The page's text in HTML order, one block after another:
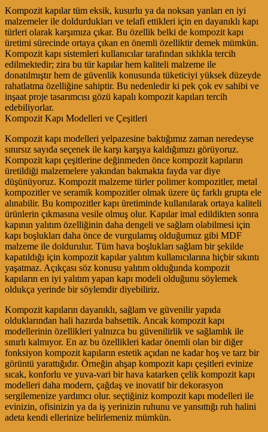
Kompozit kapılar tüm eksik, kusurlu ya da noksan yanları en iyi
malzemeler ile doldurdukları ve telafi ettikleri için en dayanıklı kapı
türleri olarak karşımıza çıkar. Bu özellik belki de kompozit kapı
üretimi sürecinde ortaya çıkan en önemli özelliktir demek mümkün.
Kompozit kapı sistemleri kullanıcılar tarafından sıklıkla tercih
edilmektedir; zira bu tür kapılar hem kaliteli malzeme ile
donatılmıştır hem de güvenlik konusunda tüketiciyi yüksek düzeyde
rahatlatma özelliğine sahiptir. Bu nedenledir ki pek çok ev sahibi ve
inşaat proje tasarımcısı gözü kapalı kompozit kapıları tercih
edebiliyorlar.
Kompozit Kapı Modelleri ve Çeşitleri
Kompozit kapı modelleri yelpazesine baktığımız zaman neredeyse
sınırsız sayıda seçenek ile karşı karşıya kaldığımızı görüyoruz.
Kompozit kapı çeşitlerine değinmeden önce kompozit kapıların
üretildiği malzemelere yakından bakmakta fayda var diye
düşünüyoruz. Kompozit malzeme türler polimer kompozitler, metal
kompozitler ve seramik kompozitler olmak üzere üç farklı grupta ele
alınabilir. Bu kompozitler kapı üretiminde kullanılarak ortaya kaliteli
ürünlerin çıkmasına vesile olmuş olur. Kapılar imal edildikten sonra
kapının yalıtım özelliğinin daha dengeli ve sağlam olabilmesi için
kapı boşlukları daha önce de vurgulamış olduğumuz gibi MDF
malzeme ile doldurulur. Tüm hava boşlukları sağlam bir şekilde
kapatıldığı için kompozit kapılar yalıtım kullanıcılarına hiçbir sıkıntı
yaşatmaz. Açıkçası söz konusu yalıtım olduğunda kompozit
kapıların en iyi yalıtım yapan kapı modeli olduğunu söylemek
oldukça yerinde bir söylemdir diyebiliriz.
Kompozit kapıların dayanıklı, sağlam ve güvenilir yapıda
olduklarından hali hazırda bahsettik. Ancak kompozit kapı
modellerinin özellikleri yalnızca bu güvenilirlik ve sağlamlık ile
sınırlı kalmıyor. En az bu özellikleri kadar önemli olan bir diğer
fonksiyon kompozit kapıların estetik açıdan ne kadar hoş ve tarz bir
görüntü yarattığıdır. Örneğin ahşap kompozit kapı çeşitleri evinize
sıcak, konforlu ve yuva-vari bir hava katarken çelik kompozit kapı
modelleri daha modern, çağdaş ve inovatif bir dekorasyon
sergilemenize yardımcı olur. seçtiğiniz kompozit kapı modelleri ile
evinizin, ofisinizin ya da iş yerinizin ruhunu ve yansıttığı ruh halini
adeta kendi ellerinize belirlemeniz mümkün.